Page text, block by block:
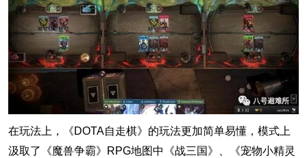
在玩法上，《DOTA自走棋》的玩法更加简单易懂，模式上
汲取了《魔兽争霸》RPG地图中《战三国》、《宠物小精灵